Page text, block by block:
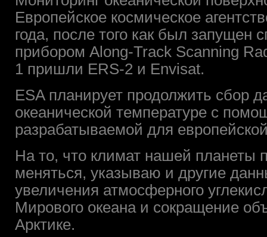
Европейское космическое
года, после того как был запущен
прибором Along-Track Scanning
1 пришли ERS-2 и Envisat.
ESA планирует продолжить сбор
океанической температуре с
разрабатываемой для
На то, что климат нашей планеты
меняться, указываю и другие
увеличения атмосферного
Мирового океана и сокращение
Арктике.